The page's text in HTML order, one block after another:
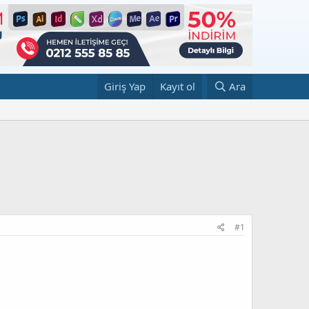
Giriş Yap Kayıt ol Ara
#1